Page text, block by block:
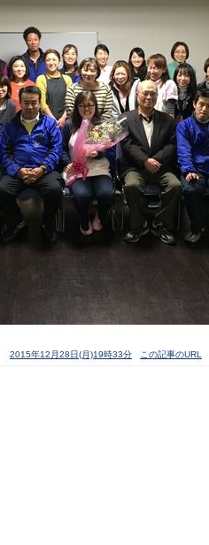
2015年12月28日(月)19時33分 この記事のURL